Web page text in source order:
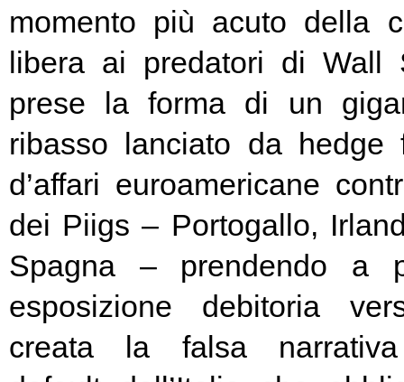
momento più acuto della
libera ai predatori di Wall
prese la forma di un
ribasso lanciato da hedge
d’affari euroamericane
dei Piigs – Portogallo,
Spagna – prendendo a
esposizione debitoria
creata la falsa narrativa